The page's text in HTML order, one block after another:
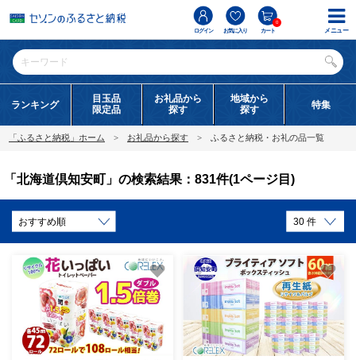
ログイン お気に入り カート
0
ランキング
目玉品
限定品
お礼品から
探す
地域から
探す
特集
「ふるさと納税」ホーム お礼品から探す ふるさと納税・お礼の品一覧
「北海道倶知安町」の検索結果：831件(1ページ目)
メニュー